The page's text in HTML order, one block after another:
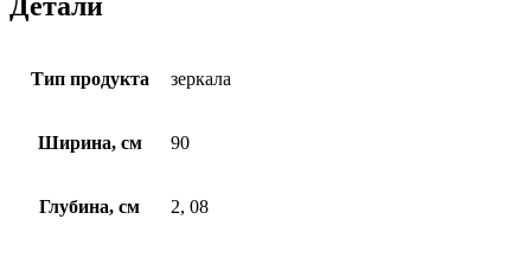
Тип продукта зеркала
Ширина, см 90
Глубина, см 2, 08